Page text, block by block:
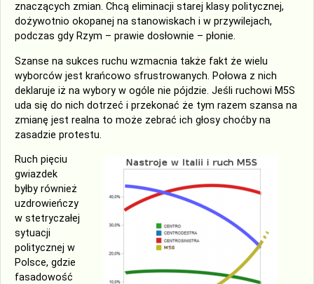
znaczących zmian. Chcą eliminacji starej klasy politycznej,
dożywotnio okopanej na stanowiskach i w przywilejach,
podczas gdy Rzym – prawie dosłownie – płonie.
Szanse na sukces ruchu wzmacnia także fakt że wielu
wyborców jest krańcowo sfrustrowanych. Połowa z nich
deklaruje iż na wybory w ogóle nie pójdzie. Jeśli ruchowi M5S
uda się do nich dotrzeć i przekonać że tym razem szansa na
zmianę jest realna to może zebrać ich głosy choćby na
zasadzie protestu.
Ruch pięciu
gwiazdek
byłby również
uzdrowieńczy
w stetryczałej
sytuacji
politycznej w
Polsce, gdzie
fasadowość